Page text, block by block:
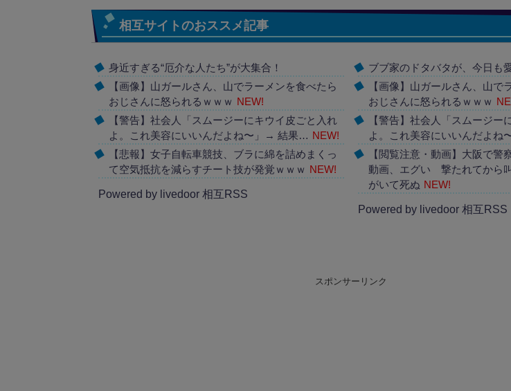
相互サイトのおススメ記事
身近すぎる“厄介な人たち”が大集合！
【画像】山ガールさん、山でラーメンを食べたら
おじさんに怒られるｗｗｗ
NEW!
【警告】社会人「スムージーにキウイ皮ごと入れ
よ。これ美容にいいんだよね〜」→ 結果… NEW!
【悲報】女子自転車競技、ブラに綿を詰めまくっ
て空気抵抗を減らすチート技が発覚ｗｗｗ
NEW!
Powered by livedoor 相互RSS
ブブ家のドタバタが、今日も
【画像】山ガールさん、山で
おじさんに怒られるｗｗｗ
【警告】社会人「スムージー
よ。これ美容にいいんだよ
【閲覧注意・動画】大阪で警
動画、エグい 撃たれてから
がいて死ぬ NEW!
Powered by livedoor 相互RSS
スポンサーリンク